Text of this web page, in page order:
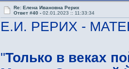
Re: Елена Ивановна Рерих
Ответ #40 -02.01.2023 :: 11:33:34
Е.И. РЕРИХ -
"Только в веках